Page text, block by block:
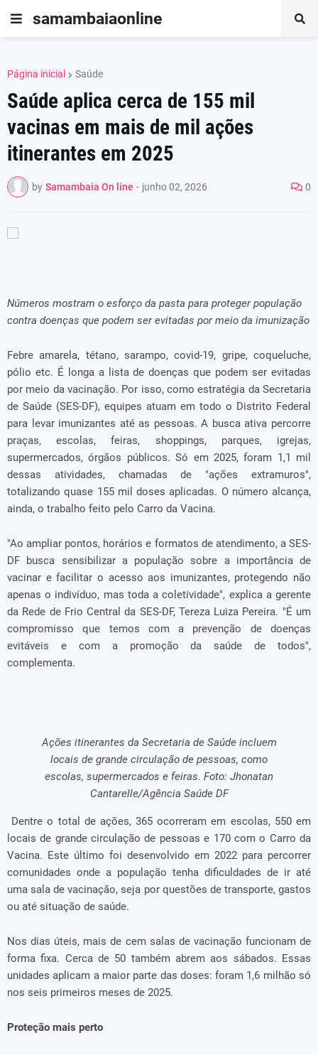
samambaiaonline
Página inicial Saúde
Saúde aplica cerca de 155 mil
vacinas em mais de mil ações
itinerantes em 2025
by Samambaia On line - junho 02, 2026 0
Números mostram o esforço da pasta para proteger população
contra doenças que podem ser evitadas por meio da imunização
Febre amarela, tétano, sarampo, covid-19, gripe, coqueluche,
pólio etc. É longa a lista de doenças que podem ser evitadas
por meio da vacinação. Por isso, como estratégia da Secretaria
de Saúde (SES-DF), equipes atuam em todo o Distrito Federal
para levar imunizantes até as pessoas. A busca ativa percorre
praças, escolas, feiras, shoppings, parques, igrejas,
supermercados, órgãos públicos. Só em 2025, foram 1,1 mil
dessas atividades, chamadas de "ações extramuros",
totalizando quase 155 mil doses aplicadas. O número alcança,
ainda, o trabalho feito pelo Carro da Vacina.
"Ao ampliar pontos, horários e formatos de atendimento, a SES-
DF busca sensibilizar a população sobre a importância de
vacinar e facilitar o acesso aos imunizantes, protegendo não
apenas o indivíduo, mas toda a coletividade", explica a gerente
da Rede de Frio Central da SES-DF, Tereza Luiza Pereira. "É um
compromisso que temos com a prevenção de doenças
evitáveis e com a promoção da saúde de todos",
complementa.
Ações itinerantes da Secretaria de Saúde incluem
locais de grande circulação de pessoas, como
escolas, supermercados e feiras. Foto: Jhonatan
Cantarelle/Agência Saúde DF
Dentre o total de ações, 365 ocorreram em escolas, 550 em
locais de grande circulação de pessoas e 170 com o Carro da
Vacina. Este último foi desenvolvido em 2022 para percorrer
comunidades onde a população tenha dificuldades de ir até
uma sala de vacinação, seja por questões de transporte, gastos
ou até situação de saúde.
Nos dias úteis, mais de cem salas de vacinação funcionam de
forma fixa. Cerca de 50 também abrem aos sábados. Essas
unidades aplicam a maior parte das doses: foram 1,6 milhão só
nos seis primeiros meses de 2025.
Proteção mais perto